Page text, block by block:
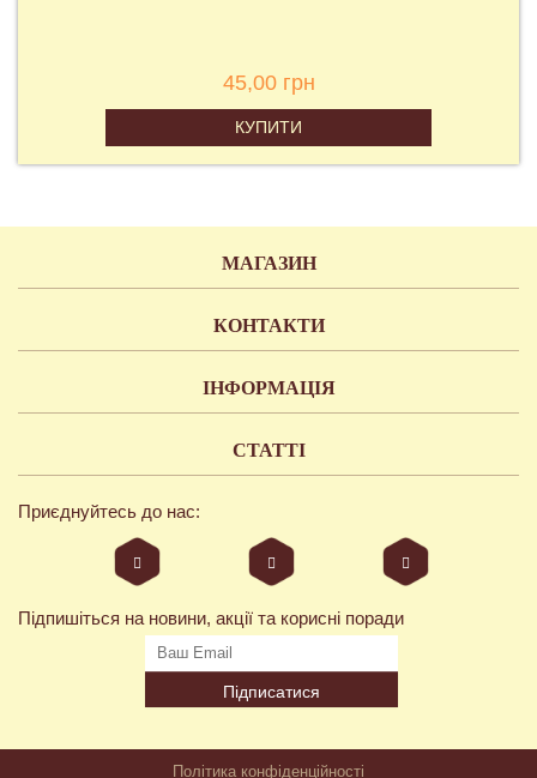
45,00 грн
КУПИТИ
МАГАЗИН
КОНТАКТИ
ІНФОРМАЦІЯ
СТАТТІ
Приєднуйтесь до нас:
Підпишіться на новини, акції та корисні поради
Підписатися
Політика конфіденційності